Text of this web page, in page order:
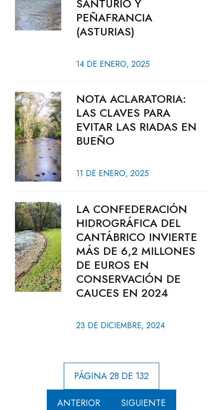
SANTURIO Y
PEÑAFRANCIA
(ASTURIAS)
14 DE ENERO, 2025
NOTA ACLARATORIA:
LAS CLAVES PARA
EVITAR LAS RIADAS EN
BUEÑO
11 DE ENERO, 2025
LA CONFEDERACIÓN
HIDROGRÁFICA DEL
CANTÁBRICO INVIERTE
MÁS DE 6,2 MILLONES
DE EUROS EN
CONSERVACIÓN DE
CAUCES EN 2024
23 DE DICIEMBRE, 2024
PÁGINA 28 DE 132
ANTERIOR SIGUIENTE